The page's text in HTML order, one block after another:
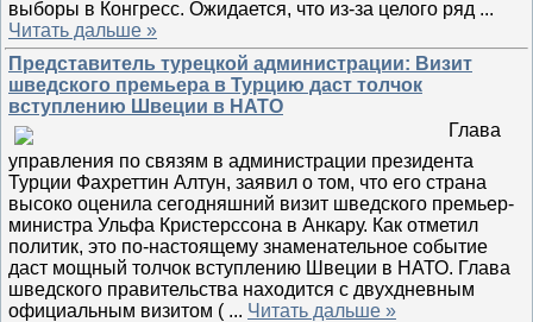
выборы в Конгресс. Ожидается, что из-за целого ряд ...
Читать дальше »
Представитель турецкой администрации: Визит
шведского премьера в Турцию даст толчок
вступлению Швеции в НАТО
Глава
управления по связям в администрации президента
Турции Фахреттин Алтун, заявил о том, что его страна
высоко оценила сегодняшний визит шведского премьер-
министра Ульфа Кристерссона в Анкару. Как отметил
политик, это по-настоящему знаменательное событие
даст мощный толчок вступлению Швеции в НАТО. Глава
шведского правительства находится с двухдневным
официальным визитом ( ... Читать дальше »